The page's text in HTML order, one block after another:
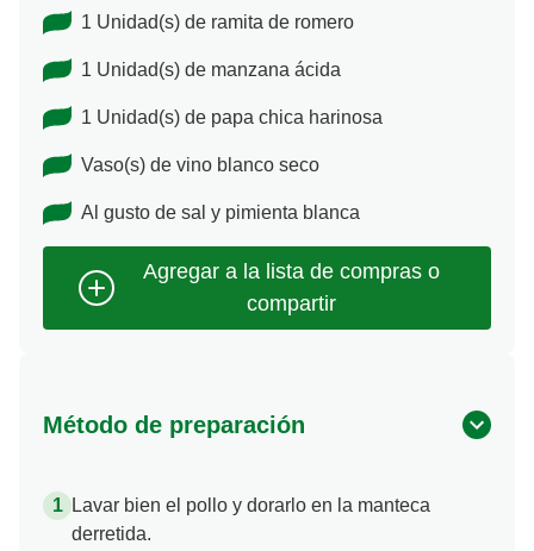
1 Unidad(s) de ramita de romero
1 Unidad(s) de manzana ácida
1 Unidad(s) de papa chica harinosa
Vaso(s) de vino blanco seco
Al gusto de sal y pimienta blanca
Método de preparación
Lavar bien el pollo y dorarlo en la manteca
derretida.